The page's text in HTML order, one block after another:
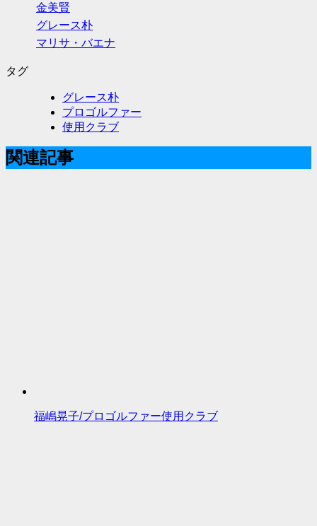
金美賢
グレース朴
マリサ・バエナ
タグ
グレース朴
プロゴルファー
使用クラブ
関連記事
福嶋晃子/プロゴルファー使用クラブ